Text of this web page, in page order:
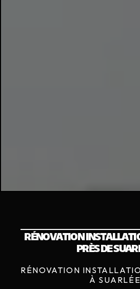
RÉNOVATION
PRÈS DE
RÉNOVATION
À SUARLÉE